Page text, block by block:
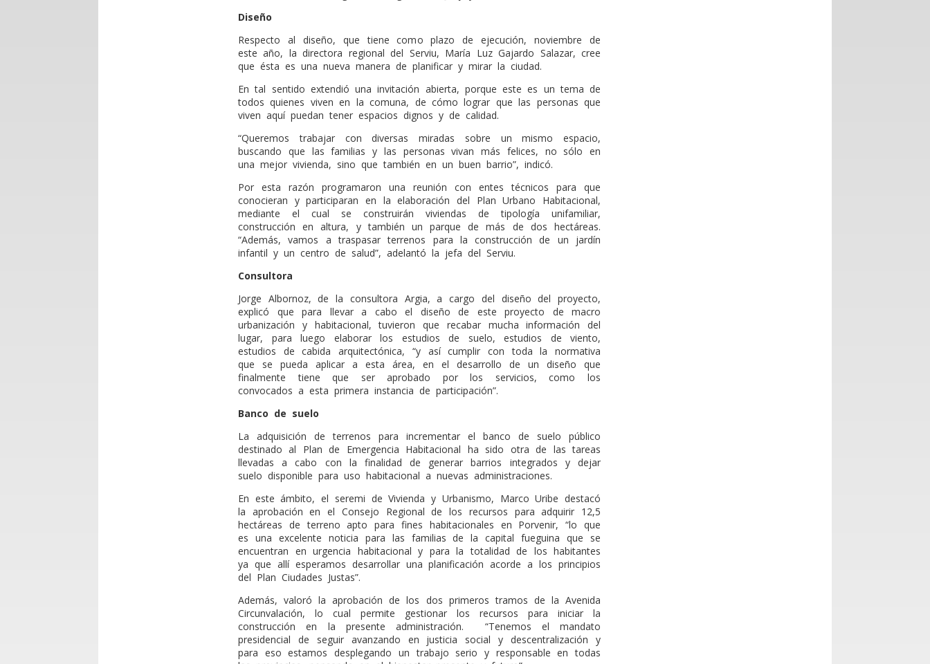
Diseño
Respecto al diseño, que tiene como plazo de ejecución, noviembre de
este año, la directora regional del Serviu, María Luz Gajardo Salazar, cree
que ésta es una nueva manera de planificar y mirar la ciudad.
En tal sentido extendió una invitación abierta, porque este es un tema de
todos quienes viven en la comuna, de cómo lograr que las personas que
viven aquí puedan tener espacios dignos y de calidad.
“Queremos trabajar con diversas miradas sobre un mismo espacio,
buscando que las familias y las personas vivan más felices, no sólo en
una mejor vivienda, sino que también en un buen barrio”, indicó.
Por esta razón programaron una reunión con entes técnicos para que
conocieran y participaran en la elaboración del Plan Urbano Habitacional,
mediante el cual se construirán viviendas de tipología unifamiliar,
construcción en altura, y también un parque de más de dos hectáreas.
“Además, vamos a traspasar terrenos para la construcción de un jardín
infantil y un centro de salud”, adelantó la jefa del Serviu.
Consultora
Jorge Albornoz, de la consultora Argia, a cargo del diseño del proyecto,
explicó que para llevar a cabo el diseño de este proyecto de macro
urbanización y habitacional, tuvieron que recabar mucha información del
lugar, para luego elaborar los estudios de suelo, estudios de viento,
estudios de cabida arquitectónica, “y así cumplir con toda la normativa
que se pueda aplicar a esta área, en el desarrollo de un diseño que
finalmente tiene que ser aprobado por los servicios, como los
convocados a esta primera instancia de participación”.
Banco de suelo
La adquisición de terrenos para incrementar el banco de suelo público
destinado al Plan de Emergencia Habitacional ha sido otra de las tareas
llevadas a cabo con la finalidad de generar barrios integrados y dejar
suelo disponible para uso habitacional a nuevas administraciones.
En este ámbito, el seremi de Vivienda y Urbanismo, Marco Uribe destacó
la aprobación en el Consejo Regional de los recursos para adquirir 12,5
hectáreas de terreno apto para fines habitacionales en Porvenir, “lo que
es una excelente noticia para las familias de la capital fueguina que se
encuentran en urgencia habitacional y para la totalidad de los habitantes
ya que allí esperamos desarrollar una planificación acorde a los principios
del Plan Ciudades Justas”.
Además, valoró la aprobación de los dos primeros tramos de la Avenida
Circunvalación, lo cual permite gestionar los recursos para iniciar la
construcción en la presente administración.
“Tenemos el mandato
presidencial de seguir avanzando en justicia social y descentralización y
para eso estamos desplegando un trabajo serio y responsable en todas